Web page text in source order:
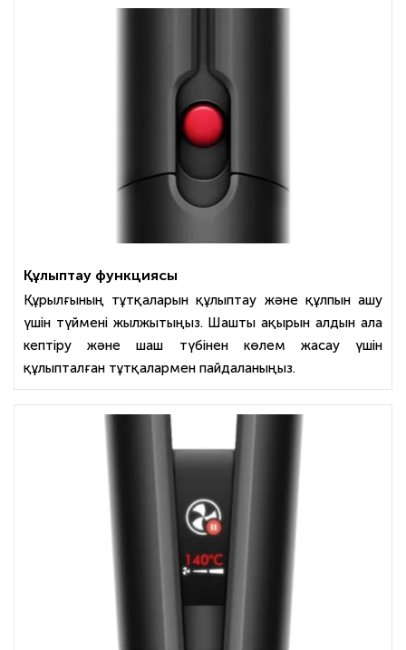
Құлыптау функциясы
Құрылғының тұтқаларын құлыптау және құлпын ашу
үшін түймені жылжытыңыз. Шашты ақырын алдын ала
кептіру және шаш түбінен көлем жасау үшін
құлыпталған тұтқалармен пайдаланыңыз.